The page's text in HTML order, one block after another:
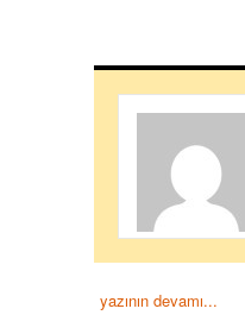
yazının devamı...